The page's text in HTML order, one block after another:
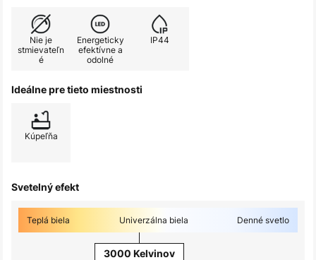
Nie je
stmievateľn
é
Energeticky
efektívne a
odolné
IP44
Ideálne pre tieto miestnosti
Kúpeľňa
Svetelný efekt
Teplá biela Univerzálna biela Denné svetlo
3000 Kelvinov